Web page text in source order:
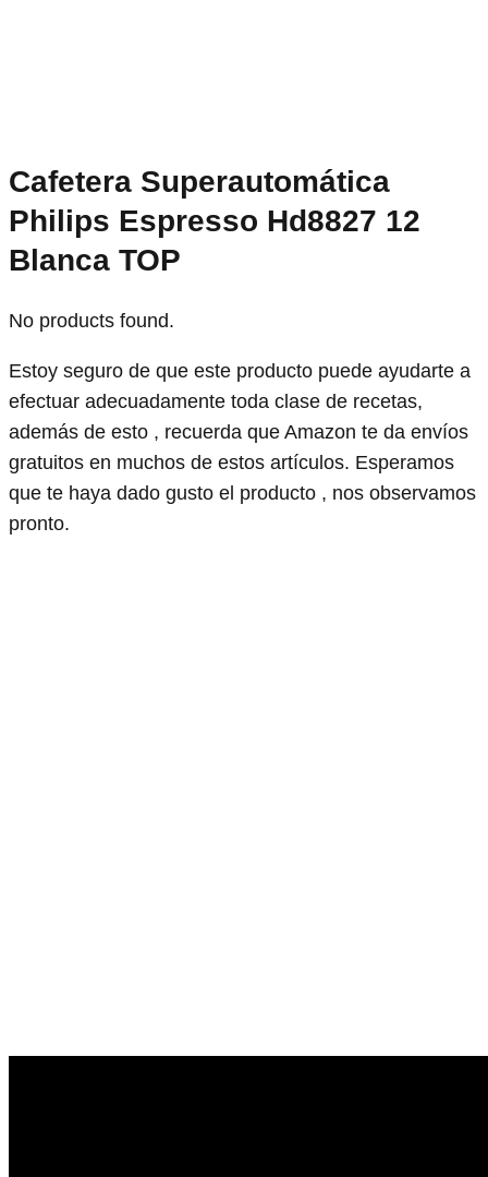
Cafetera Superautomática
Philips Espresso Hd8827 12
Blanca TOP
No products found.
Estoy seguro de que este producto puede ayudarte a
efectuar adecuadamente toda clase de recetas,
además de esto , recuerda que Amazon te da envíos
gratuitos en muchos de estos artículos. Esperamos
que te haya dado gusto el producto , nos observamos
pronto.